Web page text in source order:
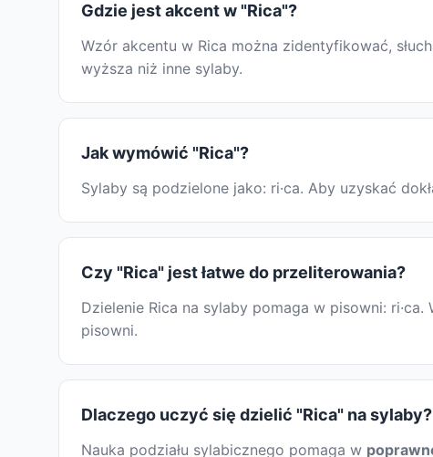
Gdzie jest akcent w "Rica"?
Wzór akcentu w Rica można zidentyfikować,
wyższa niż inne sylaby.
Jak wymówić "Rica"?
Sylaby są podzielone jako: ri·ca. Aby uzyskać
Czy "Rica" jest łatwe do przeliterowania?
Dzielenie Rica na sylaby pomaga w pisowni:
pisowni.
Dlaczego uczyć się dzielić "Rica" na sylaby?
Nauka podziału sylabicznego pomaga w